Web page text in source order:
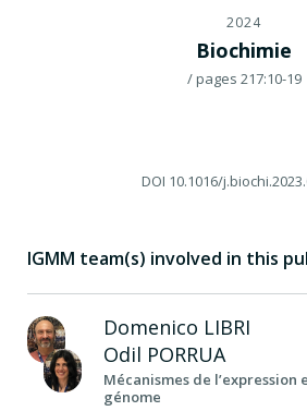
2024
Biochimie
/ pages 217:10-19
DOI 10.1016/
IGMM team(s) involved in this
Domenico LIBRI
Odil PORRUA
Mécanismes de l’expression
génome